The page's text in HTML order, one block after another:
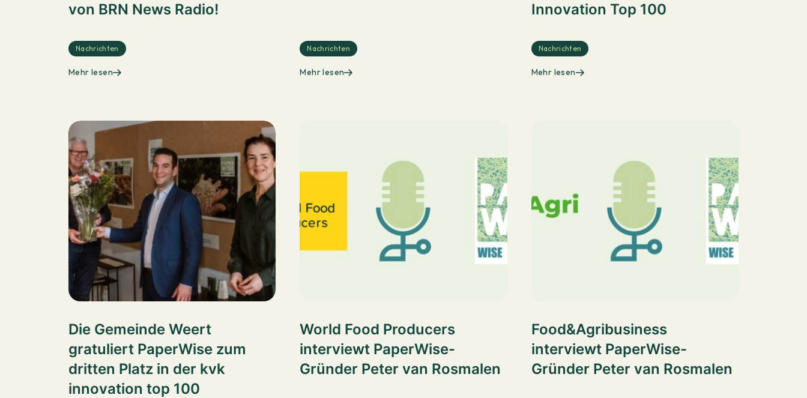
von BRN News Radio!
Nachrichten
Mehr lesen
Nachrichten
Mehr lesen
Innovation Top 100
Nachrichten
Mehr lesen
Die Gemeinde Weert
gratuliert PaperWise zum
dritten Platz in der kvk
innovation top 100
World Food Producers
interviewt PaperWise-
Gründer Peter van Rosmalen
Food&Agribusiness
interviewt PaperWise-
Gründer Peter van Rosmalen